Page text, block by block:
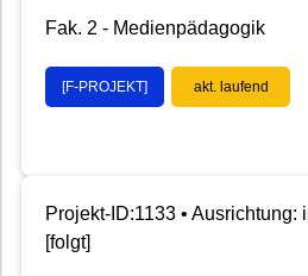
Fak. 2 - Medienpädagogik
[F-PROJEKT] akt. laufend
Projekt-ID:1133 • Ausrichtung:
[folgt]